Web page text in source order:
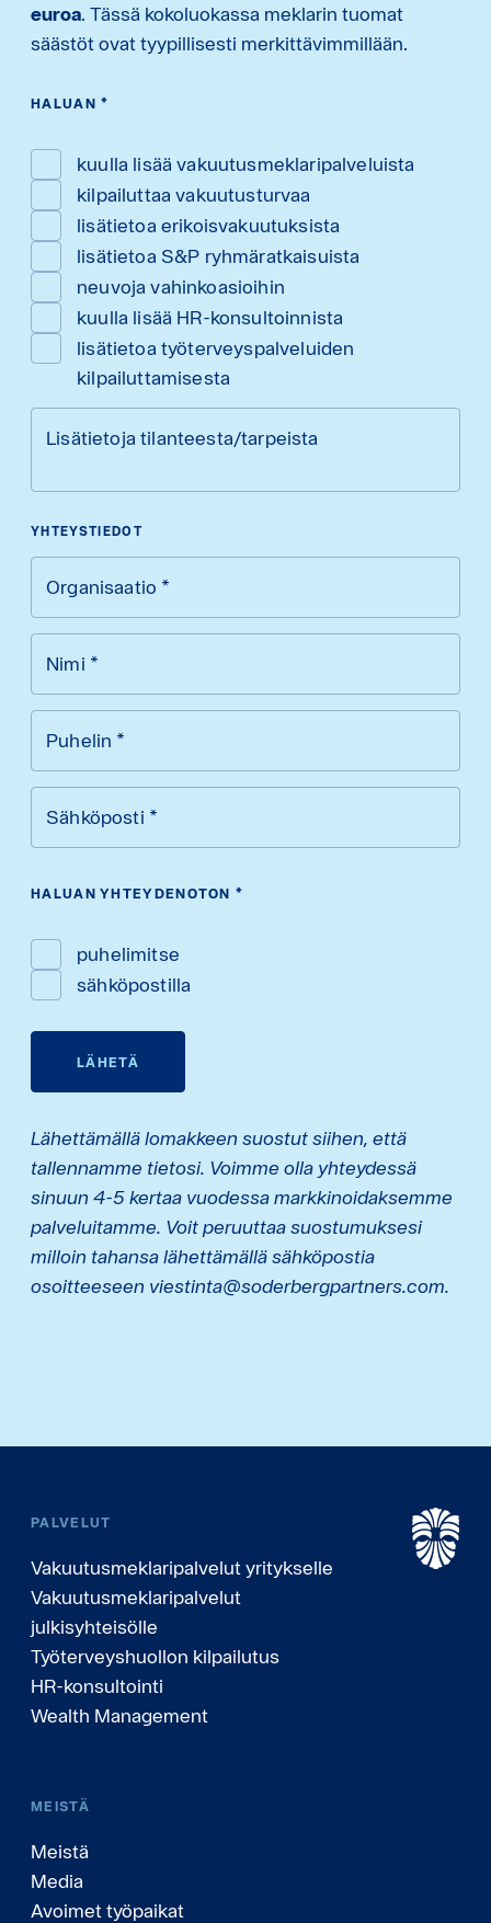
euroa. Tässä kokoluokassa meklarin tuomat
säästöt ovat tyypillisesti merkittävimmillään.
HALUAN *
kuulla lisää vakuutusmeklaripalveluista
kilpailuttaa vakuutusturvaa
lisätietoa erikoisvakuutuksista
lisätietoa S&P ryhmäratkaisuista
neuvoja vahinkoasioihin
kuulla lisää HR-konsultoinnista
lisätietoa työterveyspalveluiden
kilpailuttamisesta
Lisätietoja tilanteesta/tarpeista
YHTEYSTIEDOT
Organisaatio *
Nimi *
Puhelin *
Sähköposti *
HALUAN YHTEYDENOTON *
puhelimitse
sähköpostilla
LÄHETÄ
Lähettämällä lomakkeen suostut siihen, että
tallennamme tietosi. Voimme olla yhteydessä
sinuun 4-5 kertaa vuodessa markkinoidaksemme
palveluitamme. Voit peruuttaa suostumuksesi
milloin tahansa lähettämällä sähköpostia
osoitteeseen viestinta@soderbergpartners.com.
PALVELUT
Vakuutusmeklaripalvelut yritykselle
Vakuutusmeklaripalvelut
julkisyhteisölle
Työterveyshuollon kilpailutus
HR-konsultointi
Wealth Management
MEISTÄ
Meistä
Media
Avoimet työpaikat